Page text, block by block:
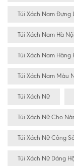
Túi Xách Nam Đựng
Túi Xách Nam Hà
Túi Xách Nam Hàng
Túi Xách Nam Màu
Túi Xách Nữ
Túi Xách Nữ Cho
Túi Xách Nữ Công
Túi Xách Nữ Dáng